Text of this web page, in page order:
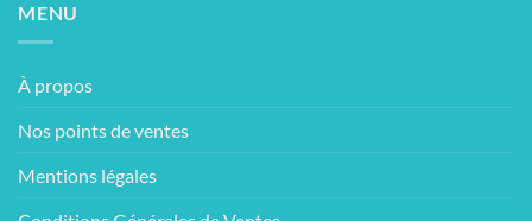
MENU
À propos
Nos points de ventes
Mentions légales